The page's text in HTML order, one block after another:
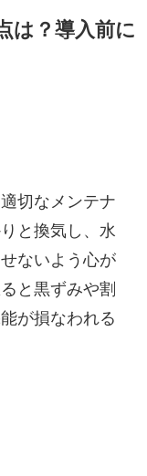
は？導入前に
切なメンテナ
と換気し、水
ないよう心が
と黒ずみや割
が損なわれる